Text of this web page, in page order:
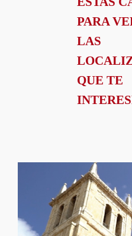
PARA
LAS
QUE TE